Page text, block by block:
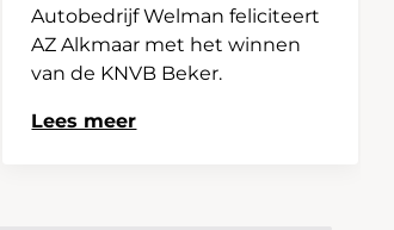
Autobedrijf Welman feliciteert
AZ Alkmaar met het winnen
van de KNVB Beker.
Lees meer